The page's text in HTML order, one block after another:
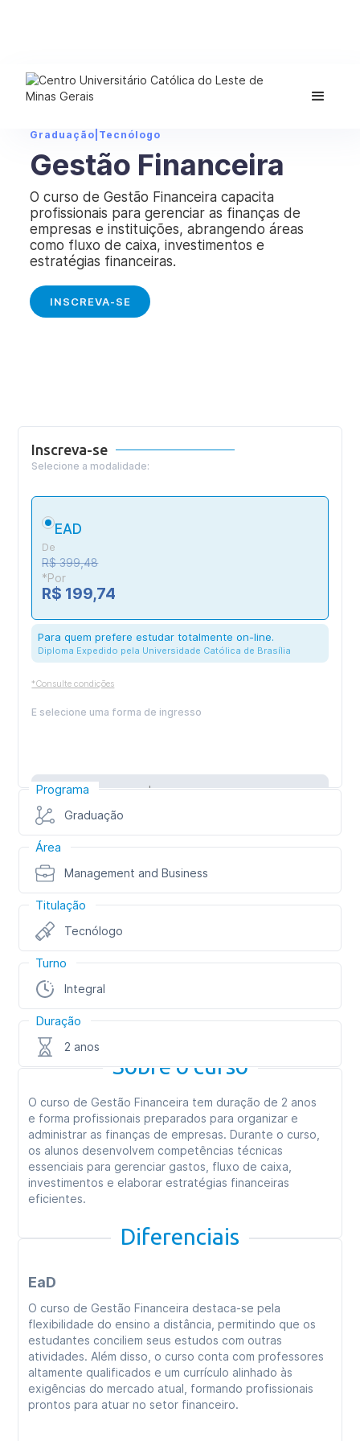
Graduação Tecnólogo
Gestão Financeira
O curso de Gestão Financeira capacita
profissionais para gerenciar as finanças de
empresas e instituições, abrangendo áreas
como fluxo de caixa, investimentos e
estratégias financeiras.
INSCREVA-SE
Programa
Graduação
Área
Management and Business
Titulação
Tecnólogo
Turno
Integral
Duração
2 anos
Sobre o curso
O curso de Gestão Financeira tem duração de 2 anos
e forma profissionais preparados para organizar e
administrar as finanças de empresas. Durante o curso,
os alunos desenvolvem competências técnicas
essenciais para gerenciar gastos, fluxo de caixa,
investimentos e elaborar estratégias financeiras
eficientes.
Diferenciais
EaD
O curso de Gestão Financeira destaca-se pela
flexibilidade do ensino a distância, permitindo que os
estudantes conciliem seus estudos com outras
atividades. Além disso, o curso conta com professores
altamente qualificados e um currículo alinhado às
exigências do mercado atual, formando profissionais
prontos para atuar no setor financeiro.
Inscreva-se
Selecione a modalidade:
EAD
De
R$ 399,48
*Por
R$ 199,74
Para quem prefere estudar totalmente on-line.
Diploma Expedido pela Universidade Católica de Brasília
*Consulte condições
E selecione uma forma de ingresso
Inscreva-se